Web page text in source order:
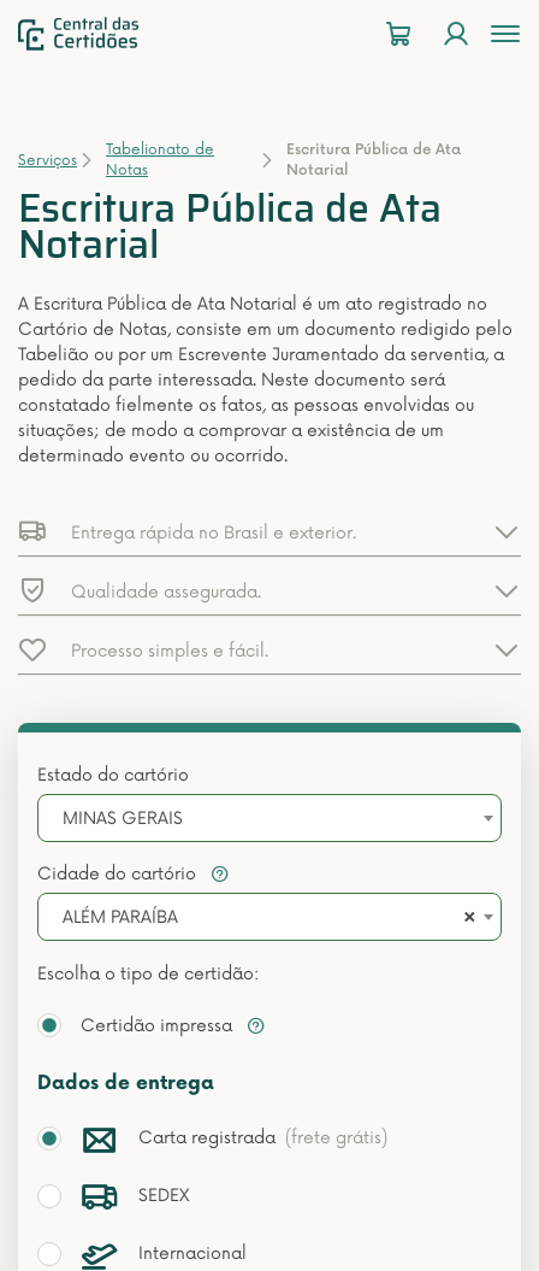
Serviços
Tabelionato de
Notas
Escritura Pública de Ata
Notarial
Escritura Pública de Ata
Notarial
A Escritura Pública de Ata Notarial é um ato registrado no
Cartório de Notas, consiste em um documento redigido pelo
Tabelião ou por um Escrevente Juramentado da serventia, a
pedido da parte interessada. Neste documento será
constatado fielmente os fatos, as pessoas envolvidas ou
situações; de modo a comprovar a existência de um
determinado evento ou ocorrido.
Entrega rápida no Brasil e exterior.
Qualidade assegurada.
Processo simples e fácil.
Estado do cartório
MINAS GERAIS
Cidade do cartório
×
ALÉM PARAÍBA
Escolha o tipo de certidão:
Certidão impressa
Dados de entrega
Carta registrada (frete grátis)
SEDEX
Internacional